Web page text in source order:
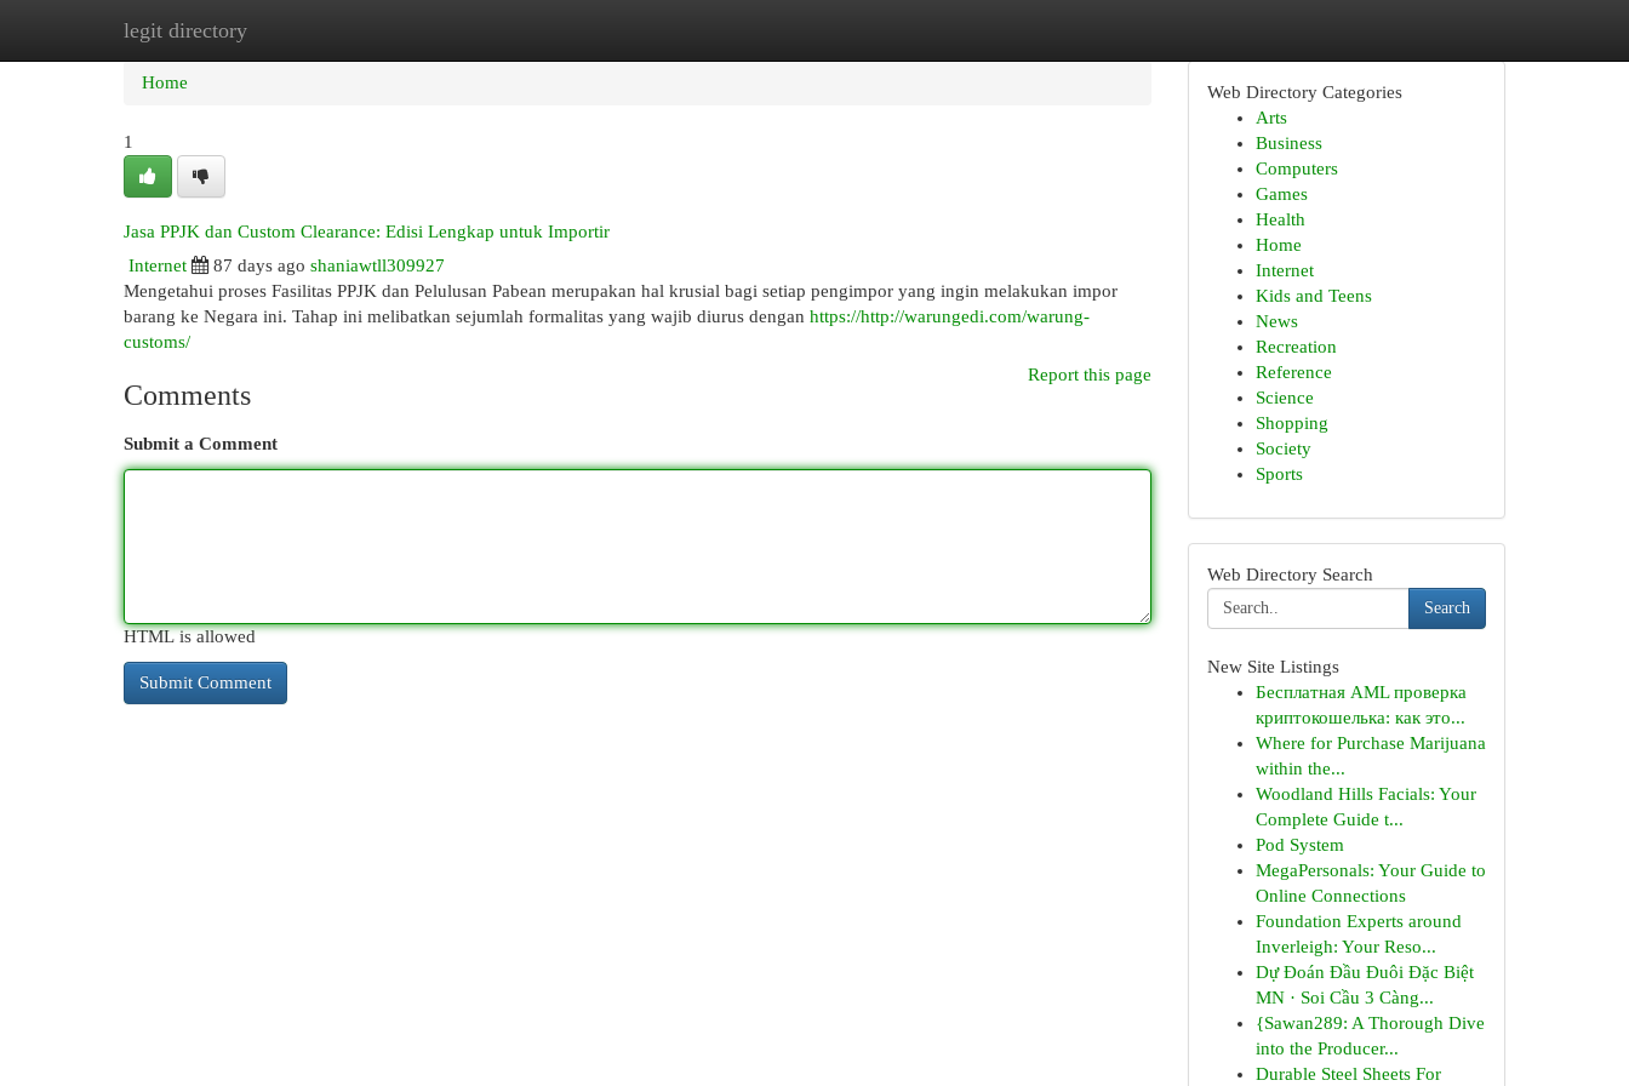
legit directory
Home New Site Listings
Home
1
Jasa PPJK dan Custom Clearance: Edisi Lengkap untuk Importir
Internet
87 days ago shaniawtll309927
Mengetahui proses Fasilitas PPJK dan Pelulusan Pabean merupakan hal krusial bagi setiap pengimpor yang ingin melakukan impor
barang ke Negara ini. Tahap ini melibatkan sejumlah formalitas yang wajib diurus dengan https://http://warungedi.com/warung-
customs/
Report this page
Comments
Submit a Comment
HTML is allowed
Web Directory Categories
Arts
Business
Computers
Games
Health
Home
Internet
Kids and Teens
News
Recreation
Reference
Science
Shopping
Society
Sports
Web Directory Search
Search
New Site Listings
Бесплатная AML проверка
криптокошелька: как это...
Where for Purchase Marijuana
within the...
Woodland Hills Facials: Your
Complete Guide t...
Pod System
MegaPersonals: Your Guide to
Online Connections
Foundation Experts around
Inverleigh: Your Reso...
Dự Đoán Đầu Đuôi Đặc Biệt
MN · Soi Cầu 3 Càng...
{Sawan289: A Thorough Dive
into the Producer...
Durable Steel Sheets For